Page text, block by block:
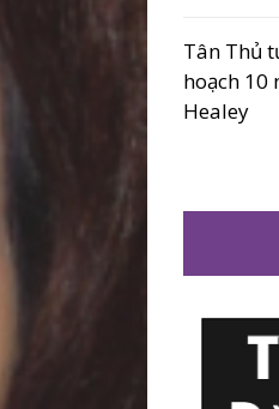
Tân Thủ
hoạch 10
Healey